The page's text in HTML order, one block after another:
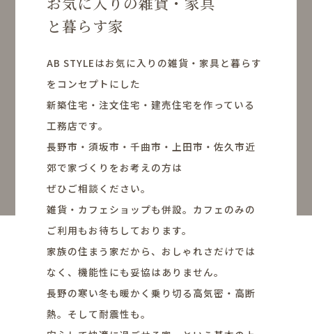
と暮らす家
AB STYLEはお気に入りの雑貨・家具と暮らす
をコンセプトにした
新築住宅・注文住宅・建売住宅を作っている
工務店です。
長野市・須坂市・千曲市・上田市・佐久市近
郊で家づくりをお考えの方は
ぜひご相談ください。
雑貨・カフェショップも併設。カフェのみの
ご利用もお待ちしております。
家族の住まう家だから、おしゃれさだけでは
なく、機能性にも妥協はありません。
長野の寒い冬も暖かく乗り切る高気密・高断
熱。そして耐震性も。